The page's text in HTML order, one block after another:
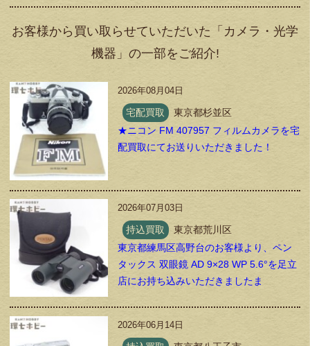
お客様から買い取らせていただいた「カメラ・光学
機器」の一部をご紹介!
2026年08月04日
宅配買取
東京都杉並区
★ニコン FM 407957 フィルムカメラを宅
配買取にてお送りいただきました！
2026年07月03日
持込買取
東京都荒川区
東京都練馬区高野台のお客様より、ペン
タックス 双眼鏡 AD 9×28 WP 5.6°を足立
店にお持ち込みいただきましたま
2026年06月14日